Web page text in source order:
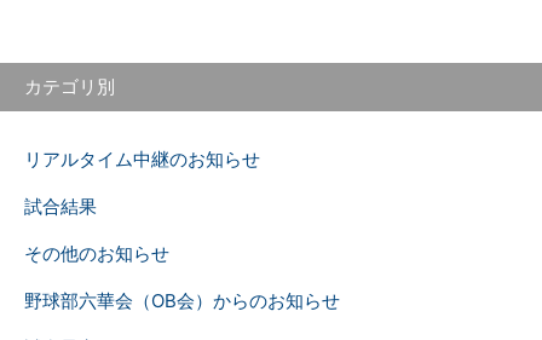
カテゴリ別
リアルタイム中継のお知らせ
試合結果
その他のお知らせ
野球部六華会（OB会）からのお知らせ